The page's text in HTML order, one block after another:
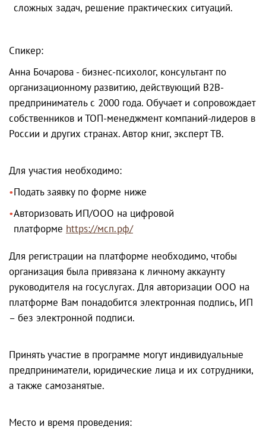
сложных задач, решение практических ситуаций.
Спикер:
Анна Бочарова - бизнес-психолог, консультант по
организационному развитию, действующий B2B-
предприниматель с 2000 года. Обучает и сопровождает
собственников и ТОП-менеджмент компаний-лидеров в
России и других странах. Автор книг, эксперт ТВ.
Для участия необходимо:
Подать заявку по форме ниже
Авторизовать ИП/ООО на цифровой
платформе https://мсп.рф/
Для регистрации на платформе необходимо, чтобы
организация была привязана к личному аккаунту
руководителя на госуслугах. Для авторизации ООО на
платформе Вам понадобится электронная подпись, ИП
– без электронной подписи.
Принять участие в программе могут индивидуальные
предприниматели, юридические лица и их сотрудники,
а также самозанятые.
Место и время проведения: